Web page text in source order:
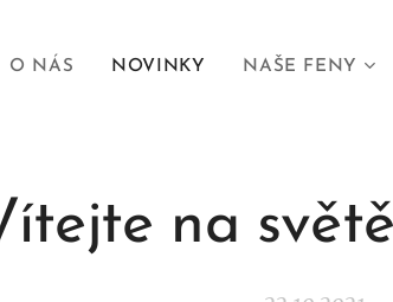
O NÁS NOVINKY NAŠE FENY
na